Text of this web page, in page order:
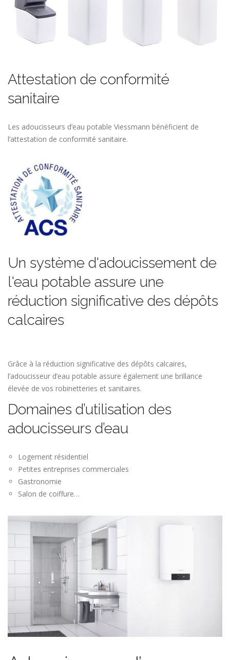
Attestation de conformité
sanitaire
Les adoucisseurs d’eau potable Viessmann bénéficient de
l’attestation de conformité sanitaire.
Un système d'adoucissement de
l'eau potable assure une
réduction significative des dépôts
calcaires
Grâce à la réduction significative des dépôts calcaires,
l’adoucisseur d’eau potable assure également une brillance
élevée de vos robinetteries et sanitaires.
Domaines d’utilisation des
adoucisseurs d’eau
Logement résidentiel
Petites entreprises commerciales
Gastronomie
Salon de coiffure…